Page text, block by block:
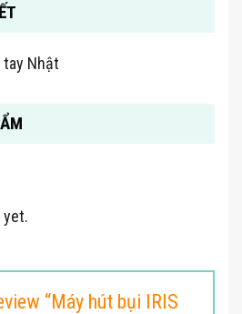
tay Nhật
yet.
“Máy hút bụi IRIS